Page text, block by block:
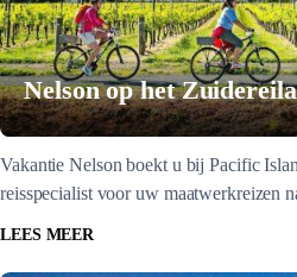
Nelson op het
Vakantie Nelson boekt u bij Pacific
reisspecialist voor uw maatwerkreizen
LEES MEER